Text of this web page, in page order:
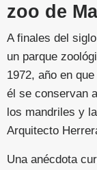
zoo de
A finales del
un parque
1972, año en
él se conservan
los mandriles y
Arquitecto
Una anécdota